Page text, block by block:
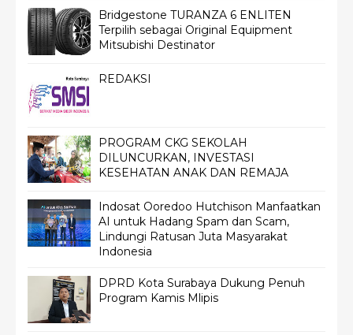
Bridgestone TURANZA 6 ENLITEN
Terpilih sebagai Original Equipment
Mitsubishi Destinator
REDAKSI
PROGRAM CKG SEKOLAH
DILUNCURKAN, INVESTASI
KESEHATAN ANAK DAN REMAJA
Indosat Ooredoo Hutchison Manfaatkan
AI untuk Hadang Spam dan Scam,
Lindungi Ratusan Juta Masyarakat
Indonesia
DPRD Kota Surabaya Dukung Penuh
Program Kamis Mlipis